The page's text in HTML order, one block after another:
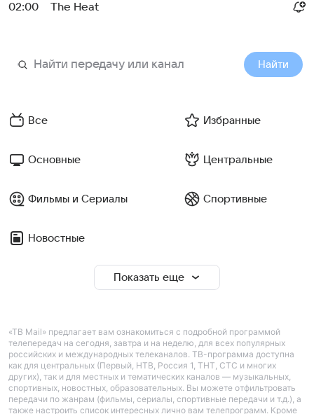
02:00
The Heat
Найти
Все Избранные
Основные Центральные
Фильмы и Сериалы Спортивные
Новостные
Показать еще
«ТВ Mail» предлагает вам ознакомиться с подробной программой
телепередач на сегодня, завтра и на неделю, для всех популярных
российских и международных телеканалов. ТВ-программа доступна
как для центральных (Первый, НТВ, Россия 1, ТНТ, СТС и многих
других), так и для местных и тематических каналов — музыкальных,
спортивных, новостных, образовательных. Вы можете отфильтровать
передачи по жанрам (фильмы, сериалы, спортивные передачи и т.д.), а
также настроить список интересных лично вам телепрограмм. Кроме